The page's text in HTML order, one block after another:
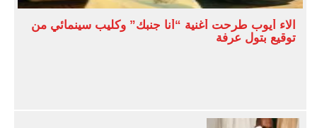
آلاء أيوب طرحت أغنية “أنا جنبك” وكليب سينمائي من
توقيع بتول عرفة